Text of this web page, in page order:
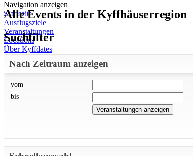
Navigation anzeigen
Startseite
Ausflugsziele
Veranstaltungen
Locations
Über Kyffdates
Alle Events in der Kyffhäuserregion
Suchfilter
Nach Zeitraum anzeigen
vom
bis